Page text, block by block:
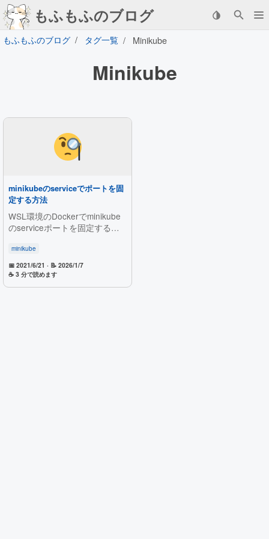
もふもふのブログ
もふもふのブログ タグ一覧 Minikube
Minikube
minikubeのserviceでポートを固
定する方法
WSL環境のDockerでminikube
のserviceポートを固定する方
の活用やSSHトンネルの手動設
定を紹介し、service経由での
ポート指定を可能にする手順を
詳しく解説します。
minikube
📅 2021/6/21 · 📝 2026/1/7
☕ 3 分で読めます